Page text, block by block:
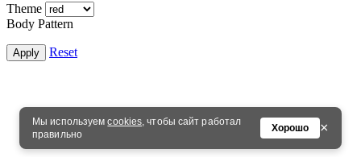
Мы используемcookies, чтобы сайт работал
правильно
Хорошо ×
Theme
Body Pattern
Apply Reset